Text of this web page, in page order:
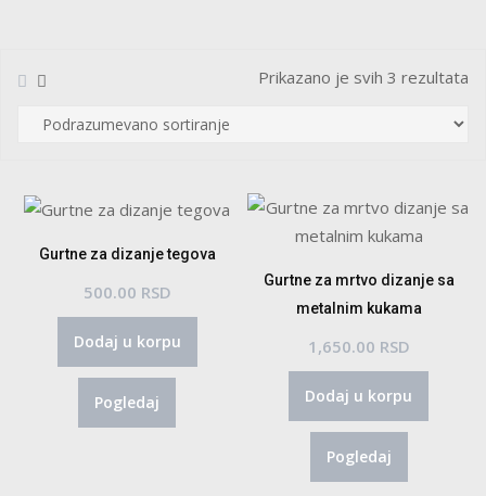
Prikazano je svih 3 rezultata
Gurtne za dizanje tegova
500.00 RSD
Dodaj u korpu
Pogledaj
Gurtne za mrtvo dizanje sa
metalnim kukama
1,650.00 RSD
Dodaj u korpu
Pogledaj